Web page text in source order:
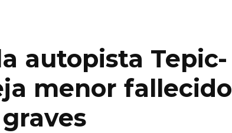
autopista Tepic-
menor fallecido